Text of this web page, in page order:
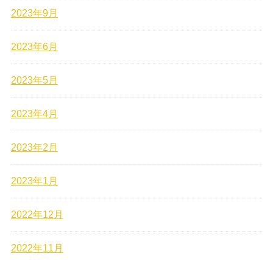
2023年9月
2023年6月
2023年5月
2023年4月
2023年2月
2023年1月
2022年12月
2022年11月